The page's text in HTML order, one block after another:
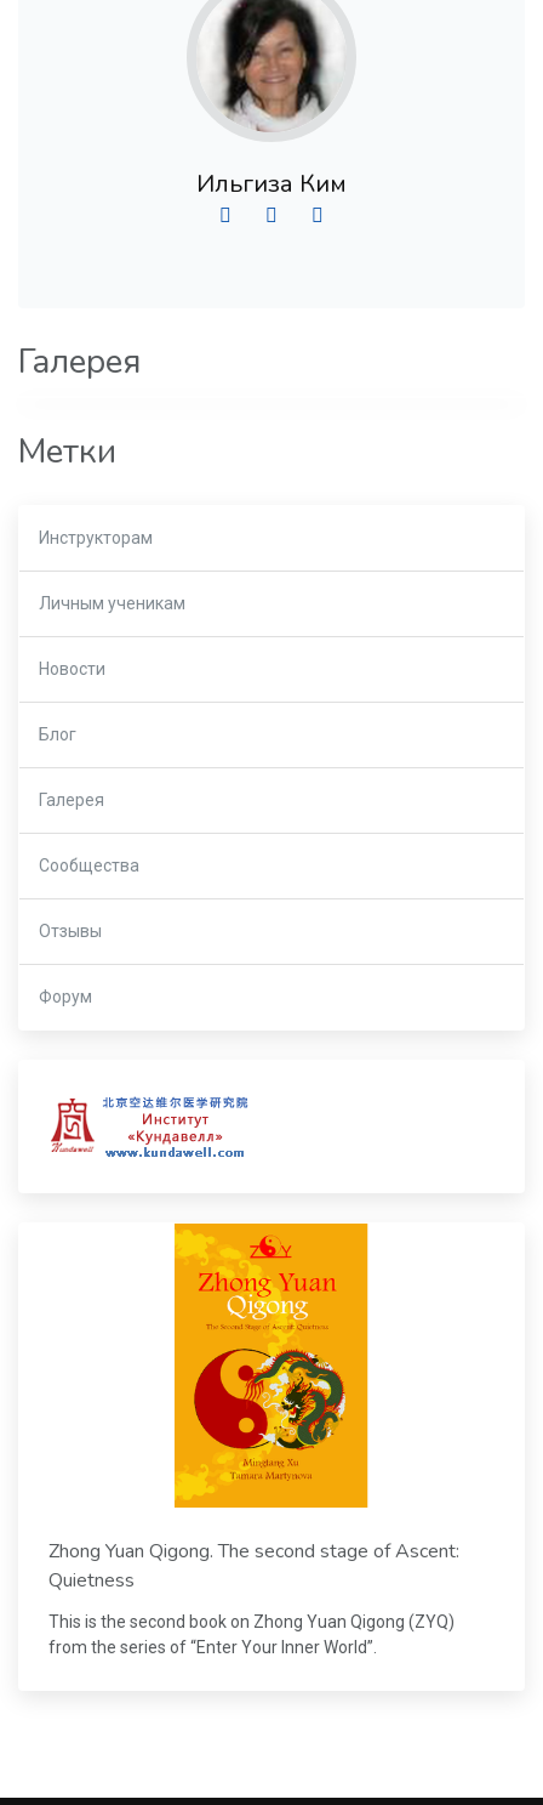
Ильгиза Ким
Галерея
Метки
Инструкторам
Личным ученикам
Новости
Блог
Галерея
Сообщества
Отзывы
Форум
Zhong Yuan Qigong. The second stage of Ascent:
Quietness
This is the second book on Zhong Yuan Qigong (ZYQ)
from the series of “Enter Your Inner World”.